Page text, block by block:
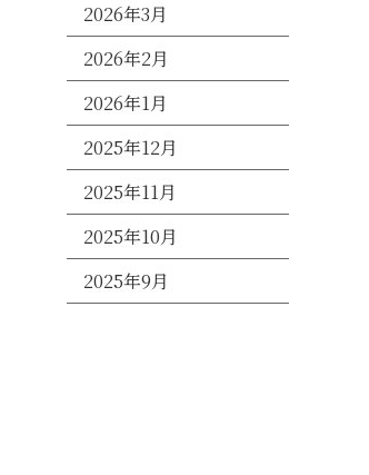
2026年3月
2026年2月
2026年1月
2025年12月
2025年11月
2025年10月
2025年9月